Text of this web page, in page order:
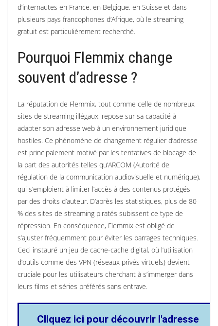
d’internautes en France, en Belgique, en Suisse et dans
plusieurs pays francophones d’Afrique, où le streaming
gratuit est particulièrement recherché.
Pourquoi Flemmix change
souvent d’adresse ?
La réputation de Flemmix, tout comme celle de nombreux
sites de streaming illégaux, repose sur sa capacité à
adapter son adresse web à un environnement juridique
hostiles. Ce phénomène de changement régulier d’adresse
est principalement motivé par les tentatives de blocage de
la part des autorités telles qu’ARCOM (Autorité de
régulation de la communication audiovisuelle et numérique),
qui s’emploient à limiter l’accès à des contenus protégés
par des droits d’auteur. D’après les statistiques, plus de 80
% des sites de streaming piratés subissent ce type de
répression. En conséquence, Flemmix est obligé de
s’ajuster fréquemment pour éviter les barrages techniques.
Ceci instauré un jeu de cache-cache digital, où l’utilisation
d’outils comme des VPN (réseaux privés virtuels) devient
cruciale pour les utilisateurs cherchant à s’immerger dans
leurs films et séries préférés sans entrave.
Cliquez ici pour découvrir l'adresse